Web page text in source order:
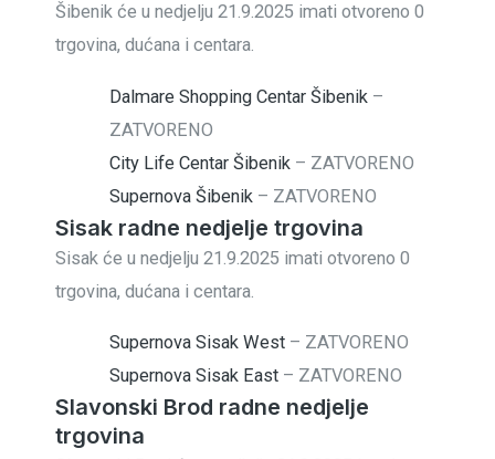
Šibenik će u nedjelju 21.9.2025 imati otvoreno 0
trgovina, dućana i centara.
Dalmare Shopping Centar Šibenik –
ZATVORENO
City Life Centar Šibenik – ZATVORENO
Supernova Šibenik – ZATVORENO
Sisak radne nedjelje trgovina
Sisak će u nedjelju 21.9.2025 imati otvoreno 0
trgovina, dućana i centara.
Supernova Sisak West – ZATVORENO
Supernova Sisak East – ZATVORENO
Slavonski Brod radne nedjelje
trgovina